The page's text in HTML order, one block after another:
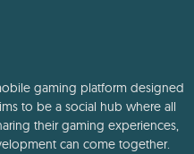
gaming platform designed
to be a social hub where all
their gaming experiences,
can come together.